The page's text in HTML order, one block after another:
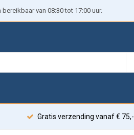
van 08:30 tot 17:00 uur.
Gratis verzending vanaf € 75,-